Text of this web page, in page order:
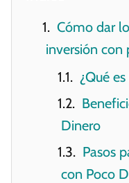
Cómo dar
inversión con
¿Qué
Dinero
Pasos
con Poco